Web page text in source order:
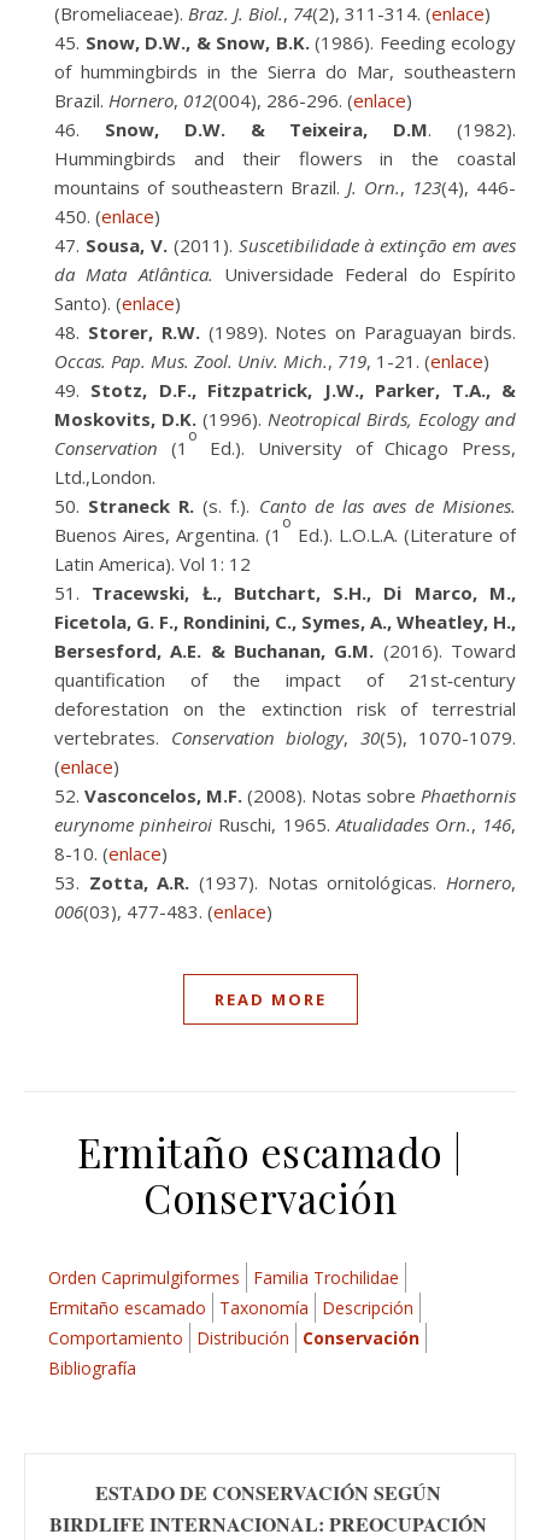
(Bromeliaceae). Braz. J. Biol., 74(2), 311-314. (enlace)
Snow, D.W., & Snow, B.K.(1986). Feeding ecology
of hummingbirds in the Sierra do Mar, southeastern
Brazil. Hornero, 012(004), 286-296. (enlace)
Snow, D.W. & Teixeira, D.M. (1982).
Hummingbirds and their flowers in the coastal
mountains of southeastern Brazil. J. Orn., 123(4), 446-
450. (enlace)
Sousa, V.(2011). Suscetibilidade à extinção em aves
da Mata Atlântica. Universidade Federal do Espírito
Santo). (enlace)
Storer, R.W.(1989). Notes on Paraguayan birds.
Occas. Pap. Mus. Zool. Univ. Mich., 719, 1-21. (enlace)
Stotz, D.F., Fitzpatrick, J.W., Parker, T.A., &
Moskovits, D.K. (1996). Neotropical Birds, Ecology and
Conservation (1
o
Ed.). University of Chicago Press,
Ltd.,London.
Straneck R. (s. f.). Canto de las aves de Misiones.
Buenos Aires, Argentina. (1
o
Ed.). L.O.L.A. (Literature of
Latin America). Vol 1: 12
Tracewski, Ł., Butchart, S.H., Di Marco, M.,
Ficetola, G. F., Rondinini, C., Symes, A., Wheatley, H.,
Bersesford, A.E. & Buchanan, G.M. (2016). Toward
quantification of the impact of 21st‐century
deforestation on the extinction risk of terrestrial
vertebrates. Conservation biology, 30(5), 1070-1079.
(enlace)
Vasconcelos, M.F. (2008). Notas sobre Phaethornis
eurynome pinheiroi Ruschi, 1965.Atualidades Orn., 146,
8-10. (enlace)
Zotta, A.R. (1937). Notas ornitológicas.Hornero,
006(03), 477-483. (enlace)
READ MORE
Ermitaño escamado |
Conservación
Orden Caprimulgiformes
Familia Trochilidae
Ermitaño escamado
Taxonomía
Descripción
Comportamiento
Distribución
Conservación
Bibliografía
ESTADO DE CONSERVACIÓN SEGÚN
BIRDLIFE INTERNACIONAL: PREOCUPACIÓN